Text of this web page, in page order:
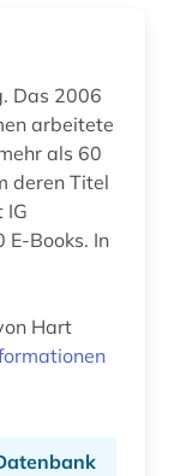
Das 2006
arbeitete
als 60
deren Titel
IG
Books. In
Hart